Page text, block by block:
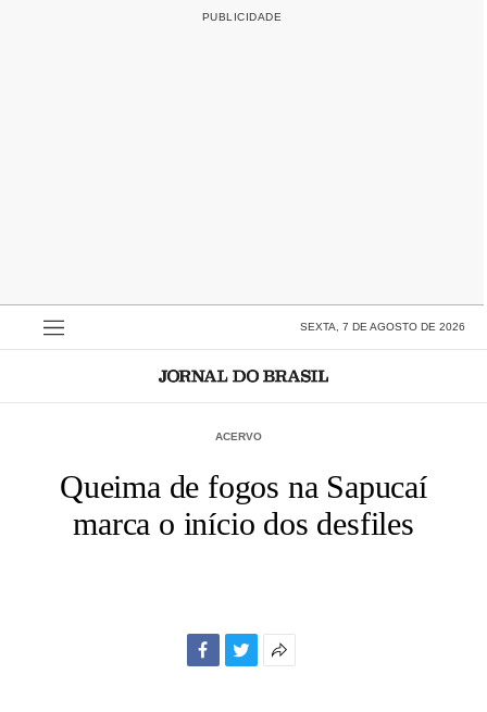
SEXTA, 7 DE AGOSTO DE 2026
ACERVO
Queima de fogos na Sapucaí
marca o início dos desfiles